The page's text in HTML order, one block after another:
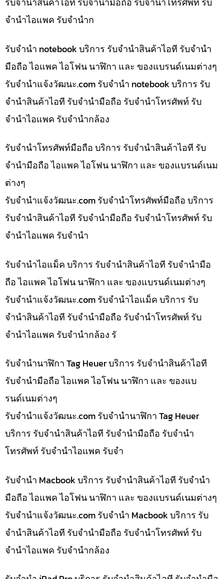
จำนำไอแพค รับจำนำก
รับจำนำ notebook บริการ รับจำนำสินค้าไอที รับจำนำ
มือถือ ไอแพค ไอโฟน นาฬิกา และ ของแบรนด์เนมต่างๆ
รับจํานําแจ้งวัฒนะ.com รับจำนำ notebook บริการ รับ
จำนำสินค้าไอที รับจำนำมือถือ รับจำนำโทรศัพท์ รับ
จำนำไอแพค รับจำนำกล้อง
รับจำนำโทรศัพท์มือถือ บริการ รับจำนำสินค้าไอที รับ
จำนำมือถือ ไอแพค ไอโฟน นาฬิกา และ ของแบรนด์เนม
ต่างๆ
รับจํานําแจ้งวัฒนะ.com รับจำนำโทรศัพท์มือถือ บริการ
รับจำนำสินค้าไอที รับจำนำมือถือ รับจำนำโทรศัพท์ รับ
จำนำไอแพค รับจำนำ
รับจำนำไอแม็ค บริการ รับจำนำสินค้าไอที รับจำนำมือ
ถือ ไอแพค ไอโฟน นาฬิกา และ ของแบรนด์เนมต่างๆ
รับจํานําแจ้งวัฒนะ.com รับจำนำไอแม็ค บริการ รับ
จำนำสินค้าไอที รับจำนำมือถือ รับจำนำโทรศัพท์ รับ
จำนำไอแพค รับจำนำกล้อง รั
รับจำนำนาฬิกา Tag Heuer บริการ รับจำนำสินค้าไอที
รับจำนำมือถือ ไอแพค ไอโฟน นาฬิกา และ ของแบ
รนด์เนมต่างๆ
รับจํานําแจ้งวัฒนะ.com รับจำนำนาฬิกา Tag Heuer
บริการ รับจำนำสินค้าไอที รับจำนำมือถือ รับจำนำ
โทรศัพท์ รับจำนำไอแพค รับจำ
รับจำนำ Macbook บริการ รับจำนำสินค้าไอที รับจำนำ
มือถือ ไอแพค ไอโฟน นาฬิกา และ ของแบรนด์เนมต่างๆ
รับจํานําแจ้งวัฒนะ.com รับจำนำ Macbook บริการ รับ
จำนำสินค้าไอที รับจำนำมือถือ รับจำนำโทรศัพท์ รับ
จำนำไอแพค รับจำนำกล้อง